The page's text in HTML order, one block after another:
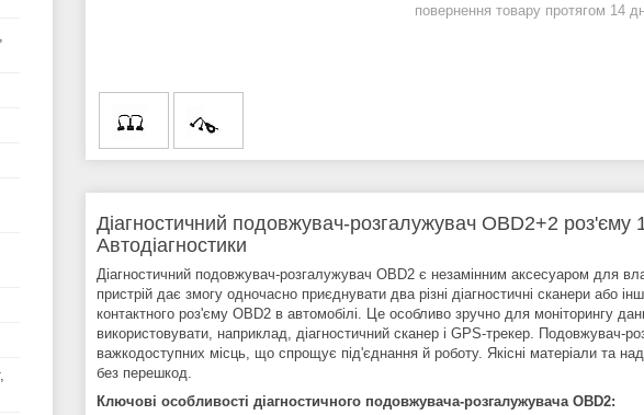
повернення товару протягом 14
Діагностичний подовжувач-розгалужувач OBD2+2 роз'єму
Автодіагностики
Діагностичний подовжувач-розгалужувач OBD2 є незамінним аксесуаром для
пристрій дає змогу одночасно приєднувати два різні діагностичні сканери або
контактного роз'єму OBD2 в автомобілі. Це особливо зручно для моніторингу
використовувати, наприклад, діагностичний сканер і GPS-трекер. Подовжувач-
важкодоступних місць, що спрощує під'єднання й роботу. Якісні матеріали та
без перешкод.
Ключові особливості діагностичного подовжувача-розгалужувача OBD2: